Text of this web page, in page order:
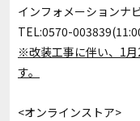
インフォメーションナ
TEL:0570-
※改装工事に伴い、1
す。
<オンラインストア>